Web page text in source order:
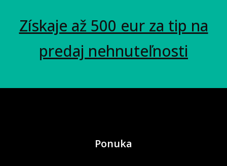
Získaje až 500 eur za tip na
predaj nehnuteľnosti
Ponuka